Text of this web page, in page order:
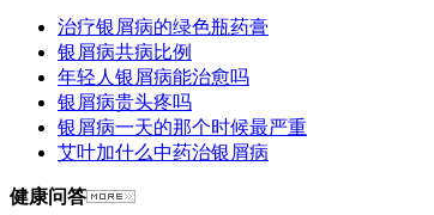
治疗银屑病的绿色瓶药膏
银屑病共病比例
年轻人银屑病能治愈吗
银屑病贵头疼吗
银屑病一天的那个时候最严重
艾叶加什么中药治银屑病
健康问答